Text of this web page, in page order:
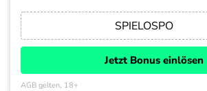
Jetzt Bonus einlösen
AGB gelten, 18+